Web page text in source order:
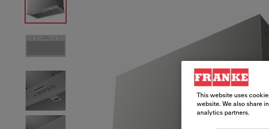
This website uses
website. We also share
analytics partners.